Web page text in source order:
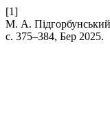
[1]
М. А.
с. 375–384, Бер 2025.